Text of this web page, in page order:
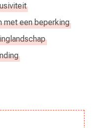
met een beperking